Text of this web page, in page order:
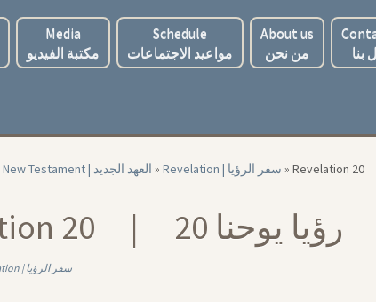
Media
مكتبة الفيديو
Schedule
مواعيد الاجتماعات
About us
من نحن
بنا
New Testament | العهد الجديد » Revelation | سفر الرؤيا »
Revelation 20 | 20 رؤيا يوحنا
Revelation | سفر الرؤيا